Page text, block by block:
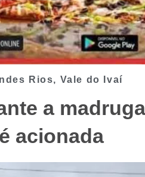
Rios, Vale do Ivaí
a
é acionada